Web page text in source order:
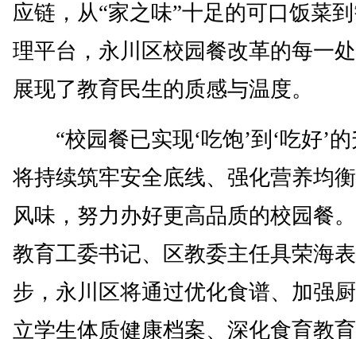
应链，从“家之味”十足的可口饭菜
理平台，永川区校园餐改革的每一
展现了教育民生的质感与温度。
“校园餐已实现‘吃饱’到‘吃好’的
将持续筑牢安全底线、强化营养均
风味，努力办好更高品质的校园餐
教育工委书记、区教委主任具荣海
步，永川区将通过优化食谱、加强
立学生体质健康档案、深化食育教